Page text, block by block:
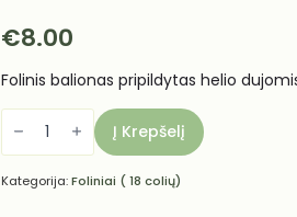
€8.00
Folinis balionas pripildytas helio
produkto
kiekis:
balionas
-
Gabby's
Į Krepšelį
Kategorija:Foliniai ( 18 colių)